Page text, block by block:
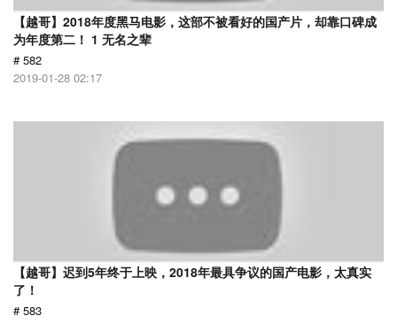
【越哥】2018年度黑马电影，这部不被看好的国产片，却靠口碑成
为年度第二！ 1 无名之辈
# 582
2019-01-28 02:17
【越哥】迟到5年终于上映，2018年最具争议的国产电影，太真实
了！
# 583